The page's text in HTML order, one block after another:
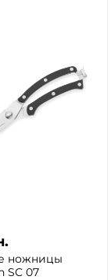
ножницы
SC 07